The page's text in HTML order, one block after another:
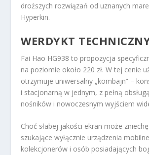
droższych rozwiązań od uznanych
Hyperkin.
WERDYKT
Fai Hao HG938 to propozycja
na poziomie około 220 zł. W tej cenie
otrzymuje uniwersalny „kombajn” –
i stacjonarną w jednym, z pełną
nośników i nowoczesnym wyjściem
Choć słabej jakości ekran może
szukające wyłącznie urządzenia
kolekcjonerów i osób posiadających